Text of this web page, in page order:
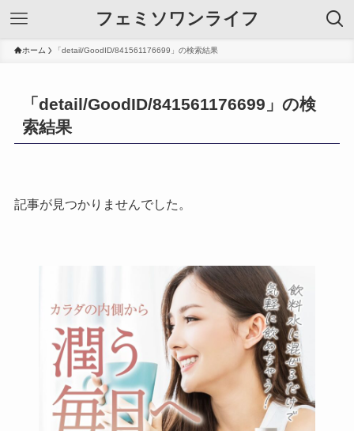
フェミソワンライフ
ホーム 「detail/GoodID/841561176699」の検索結果
「detail/GoodID/841561176699」の検
索結果
記事が見つかりませんでした。